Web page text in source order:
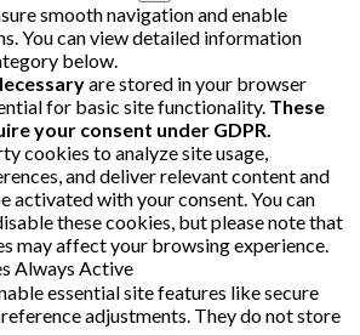
smooth navigation and enable
You can view detailed information
below.
are stored in your browser
for basic site functionality. These
your consent under GDPR.
cookies to analyze site usage,
and deliver relevant content and
activated with your consent. You can
these cookies, but please note that
may affect your browsing experience.
Always Active
essential site features like secure
adjustments. They do not store